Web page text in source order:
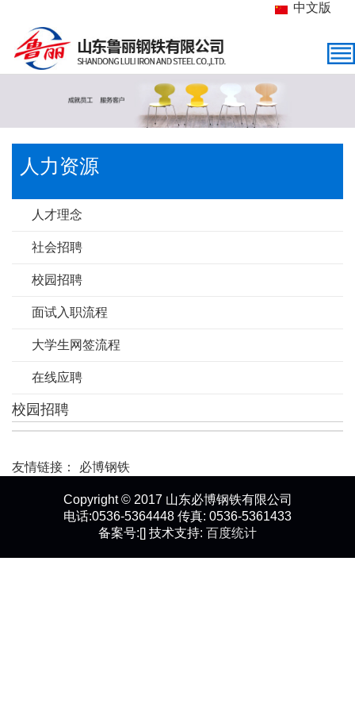
中文版
人力资源
人才理念
社会招聘
校园招聘
面试入职流程
大学生网签流程
在线应聘
校园招聘
友情链接： 必博钢铁
Copyright © 2017 山东必博钢铁有限公司
电话:0536-5364448 传真: 0536-5361433
备案号:[] 技术支持: 百度统计